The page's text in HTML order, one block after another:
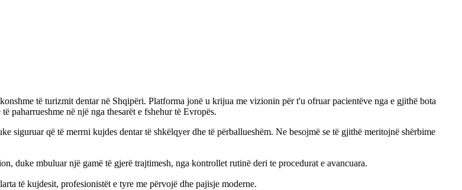
të turizmit dentar në Shqipëri. Platforma jonë u krijua me vizionin për t'u ofruar pacientëve nga e gjithë bota
paharrueshme në një nga thesarët e fshehur të Evropës.
siguruar që të merrni kujdes dentar të shkëlqyer dhe të përballueshëm. Ne besojmë se të gjithë meritojnë shërbime
duke mbuluar një gamë të gjerë trajtimesh, nga kontrollet rutinë deri te procedurat e avancuara.
të kujdesit, profesionistët e tyre me përvojë dhe pajisje moderne.